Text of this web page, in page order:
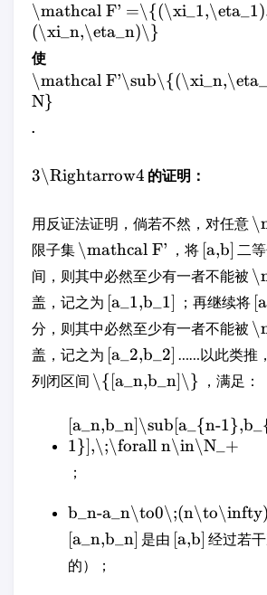
\mathcal F'
(\xi_n,\eta_n)\}
使
\mathcal
N}
.
3\Rightarrow4 的证明：
用反证法证明，倘若不然，对任意
限子集 \mathcal F' ，将 [a,b] 二
间，则其中必然至少有一者不能被
盖，记之为 [a_1,b_1] ；再继续将
分，则其中必然至少有一者不能被
盖，记之为 [a_2,b_2] ……以此类推
列闭区间 \{[a_n,b_n]\} ，满足：
[a_n,b_n]\sub[a_{n-
1}],\;\forall n\in\N_+
；
b_n-a_n\to0\;(n\to\infty)
[a_n,b_n] 是由 [a,b] 经过若
的）；